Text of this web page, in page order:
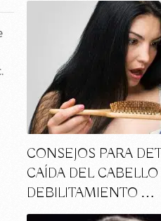
CONSEJOS PARA
CAÍDA DEL
DEBILITAMIENTO …